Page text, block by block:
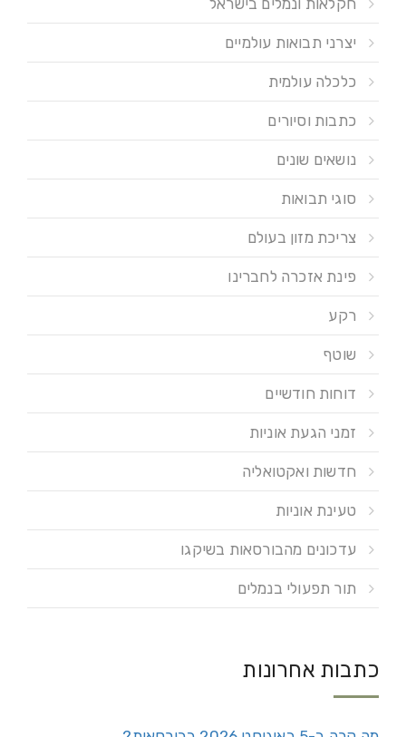
חקלאות ונמלים בישראל
יצרני תבואות עולמיים
כלכלה עולמית
כתבות וסיורים
נושאים שונים
סוגי תבואות
צריכת מזון בעולם
פינת אזכרה לחברינו
רקע
שוטף
דוחות חודשיים
זמני הגעת אוניות
חדשות ואקטואליה
טעינת אוניות
עדכונים מהבורסאות בשיקגו
תור תפעולי בנמלים
כתבות אחרונות